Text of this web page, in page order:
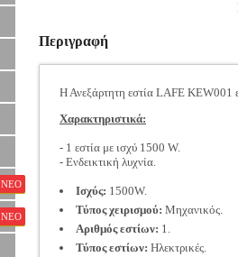
ΝΕΟ
ΝΕΟ
Περιγραφή
Η Ανεξάρτητη εστία LAFE KEW001
Χαρακτηριστικά:
- 1 εστία με ισχύ 1500 W.
- Ενδεικτική λυχνία.
Ισχύς: 1500W.
Τύπος χειρισμού: Μηχανικός.
Αριθμός εστίων: 1.
Τύπος εστίων: Ηλεκτρικές.